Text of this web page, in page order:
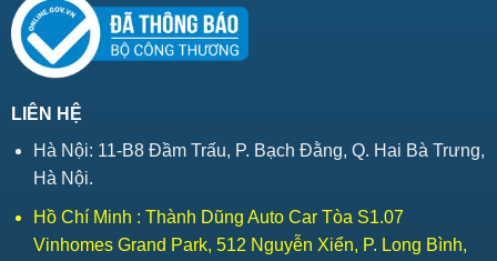
LIÊN HỆ
Hà Nội: 11-B8 Đầm Trấu, P. Bạch Đằng, Q. Hai Bà Trưng,
Hà Nội.
Hồ Chí Minh : Thành Dũng Auto Car Tòa S1.07
Vinhomes Grand Park, 512 Nguyễn Xiển, P. Long Bình,